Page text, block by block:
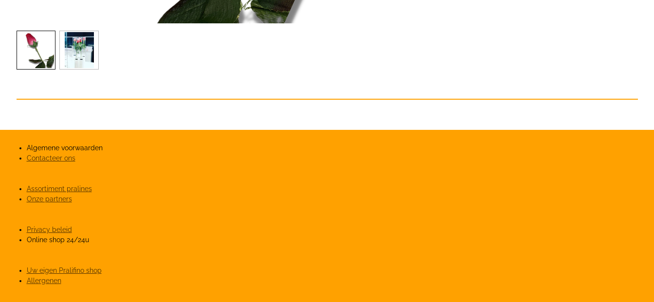
Algemene voorwaarden
Contacteer ons
Assortiment pralines
Onze partners
Privacy beleid
Online shop 24/24u
Uw eigen Pralifino shop
Allergenen